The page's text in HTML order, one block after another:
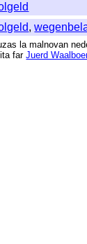
,
la malnovan
far Juerd